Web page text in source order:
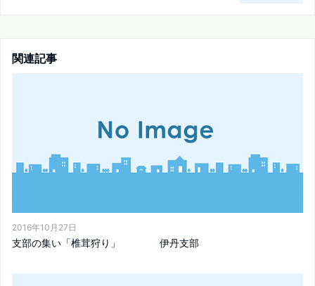
関連記事
2016年10月27日
支部の集い「椎茸狩り」 伊丹支部